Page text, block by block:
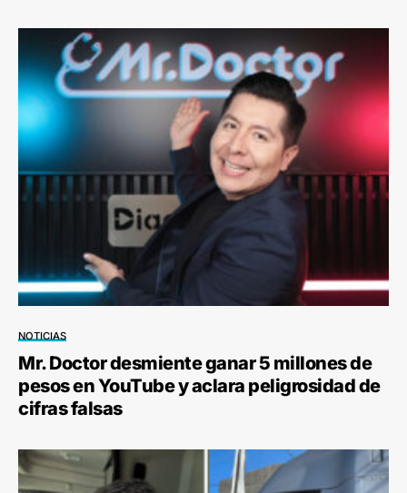
NOTICIAS
Mr. Doctor desmiente ganar 5 millones de
pesos en YouTube y aclara peligrosidad de
cifras falsas